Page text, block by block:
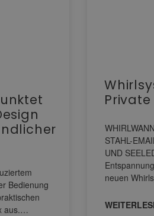
Bedienung
aus.…
STAHL-
UND
neuen